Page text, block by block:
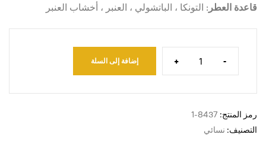
قاعدة العطر : التونكا ، الباتشولي ، العنبر ، أخشاب العنبر
-
+ إضافة إلى السلة
رمز المنتج: 8437-1
التصنيف: نسائي